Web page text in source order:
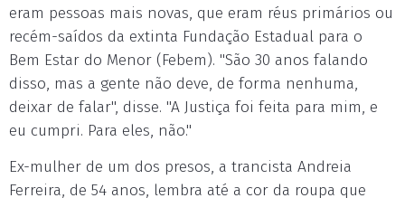
eram pessoas mais novas, que eram réus primários ou
recém-saídos da extinta Fundação Estadual para o
Bem Estar do Menor (Febem). "São 30 anos falando
disso, mas a gente não deve, de forma nenhuma,
deixar de falar", disse. "A Justiça foi feita para mim, e
eu cumpri. Para eles, não."
Ex-mulher de um dos presos, a trancista Andreia
Ferreira, de 54 anos, lembra até a cor da roupa que